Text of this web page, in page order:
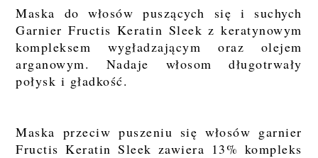
Maska do włosów puszących się i suchych
Garnier Fructis Keratin Sleek z keratynowym
kompleksem wygładzającym oraz olejem
arganowym. Nadaje włosom długotrwały
połysk i gładkość.
Maska przeciw puszeniu się włosów garnier
Fructis Keratin Sleek zawiera 13% kompleks